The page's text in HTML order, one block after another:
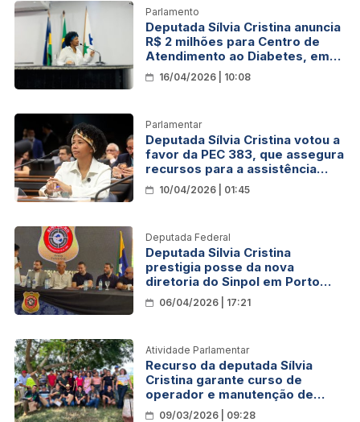
Parlamento
Deputada Sílvia Cristina anuncia
R$ 2 milhões para Centro de
Atendimento ao Diabetes, em
Ji-Paraná
16/04/2026 | 10:08
Parlamentar
Deputada Sílvia Cristina votou a
favor da PEC 383, que assegura
recursos para a assistência
social
10/04/2026 | 01:45
Deputada Federal
Deputada Silvia Cristina
prestigia posse da nova
diretoria do Sinpol em Porto
Velho
06/04/2026 | 17:21
Atividade Parlamentar
Recurso da deputada Sílvia
Cristina garante curso de
operador e manutenção de
trator, em Alvorada do Oeste
09/03/2026 | 09:28